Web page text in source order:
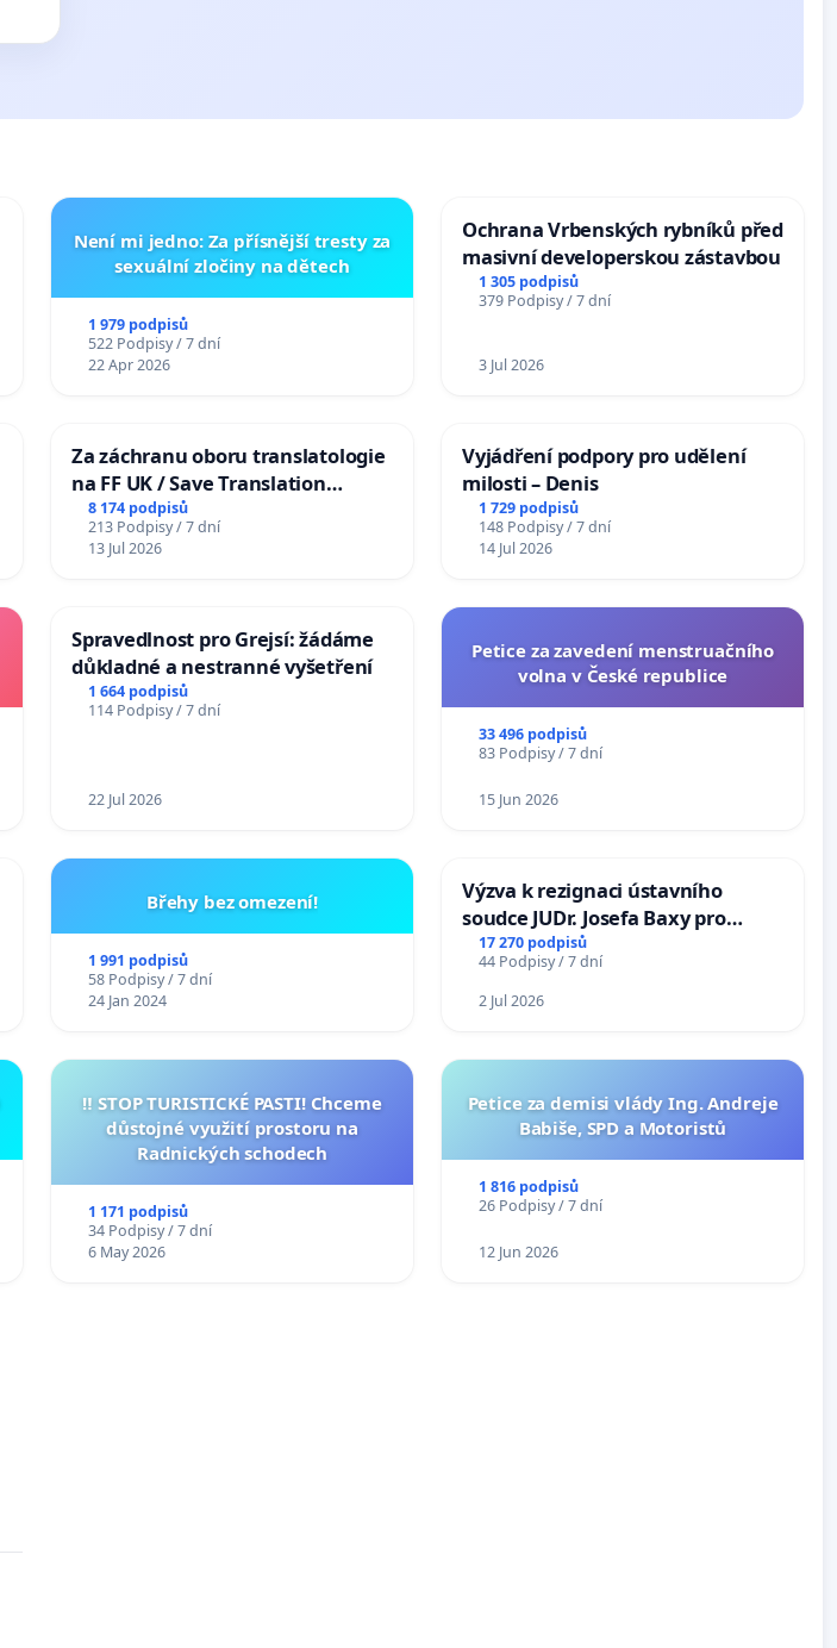
Není mi jedno: Za přísnější tresty za
sexuální zločiny na dětech
1 979 podpisů
522 Podpisy / 7 dní
22 Apr 2026
Ochrana Vrbenských rybníků před
masivní developerskou zástavbou
1 305 podpisů
379 Podpisy / 7 dní
3 Jul 2026
Za záchranu oboru translatologie
na FF UK / Save Translation
Studies at the Faculty of Arts,
Charles University
8 174 podpisů
213 Podpisy / 7 dní
13 Jul 2026
Vyjádření podpory pro udělení
milosti – Denis
1 729 podpisů
148 Podpisy / 7 dní
14 Jul 2026
Spravedlnost pro Grejsí: žádáme
důkladné a nestranné vyšetření
1 664 podpisů
114 Podpisy / 7 dní
22 Jul 2026
Petice za zavedení menstruačního
volna v České republice
33 496 podpisů
83 Podpisy / 7 dní
15 Jun 2026
Břehy bez omezení!
1 991 podpisů
58 Podpisy / 7 dní
24 Jan 2024
Výzva k rezignaci ústavního
soudce JUDr. Josefa Baxy pro
ohrožení důvěry ve spravedlivý
proces
17 270 podpisů
44 Podpisy / 7 dní
2 Jul 2026
‼️ STOP TURISTICKÉ PASTI! Chceme
důstojné využití prostoru na
Radnických schodech
1 171 podpisů
34 Podpisy / 7 dní
6 May 2026
Petice za demisi vlády Ing. Andreje
Babiše, SPD a Motoristů
1 816 podpisů
26 Podpisy / 7 dní
12 Jun 2026